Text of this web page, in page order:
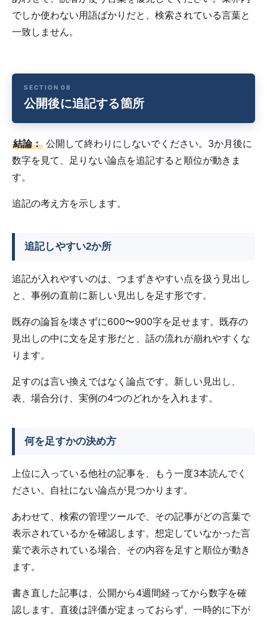
でしか使わない用語ばかりだと、検索されている言葉と
一致しません。
公開後に追記する箇所
結論： 公開して終わりにしないでください。3か月後に
数字を見て、足りない論点を追記すると順位が動きま
す。
追記の考え方を示します。
追記しやすい2か所
追記が入れやすいのは、つまずきやすい点を扱う見出し
と、事例の直前に新しい見出しを足す形です。
既存の論旨を壊さずに600〜900字を足せます。既存の
見出しの中に文を足す形だと、話の流れが崩れやすくな
ります。
足すのは言い換えではなく論点です。新しい見出し、
表、場合分け、実例の4つのどれかを入れます。
何を足すかの決め方
上位に入っている他社の記事を、もう一度3本読んでく
ださい。自社にない論点が見つかります。
あわせて、検索の管理ツールで、その記事がどの言葉で
表示されているかを確認します。想定していなかった言
葉で表示されている場合、その内容を足すと順位が動き
ます。
書き直した記事は、公開から4週間経ってから数字を確
認します。直後は評価が定まっておらず、一時的に下が